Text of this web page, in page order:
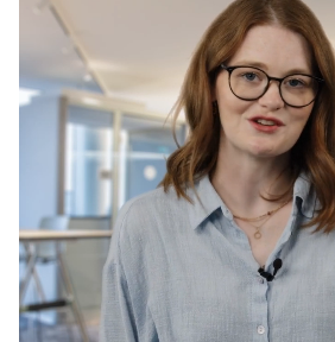
ARTIKEL
Unser Bewerbungsprozess
Female Mentoring-Programm
zeb.talents-Programm